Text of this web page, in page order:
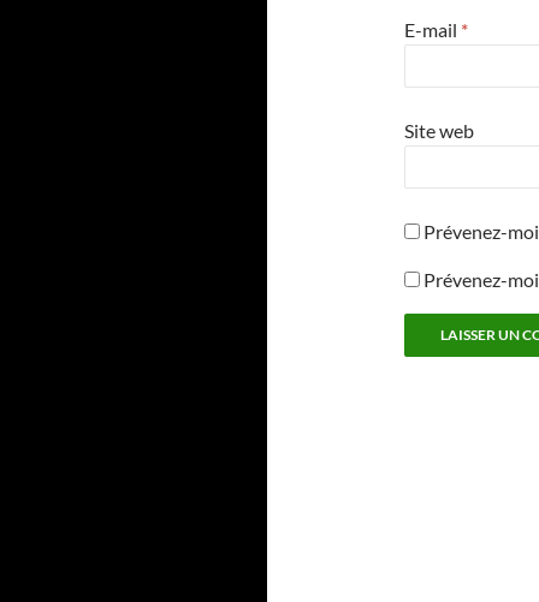
E-mail *
Site web
Prévenez-
Prévenez-